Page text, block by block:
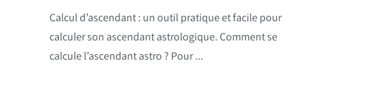
Calcul d’ascendant : un outil pratique et facile pour
calculer son ascendant astrologique. Comment se
calcule l’ascendant astro ? Pour ...